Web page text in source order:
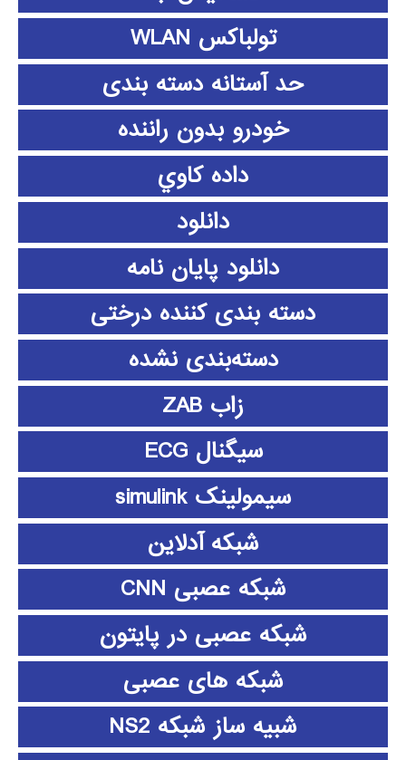
تولباکس WLAN
حد آستانه دسته بندی
خودرو بدون راننده
داده كاوي
دانلود
دانلود پايان نامه
دسته بندی کننده درختی
دسته‌بندی نشده
زاب ZAB
سیگنال ECG
سیمولینک simulink
شبکه آدلاین
شبکه عصبی CNN
شبکه عصبی در پایتون
شبکه های عصبی
شبیه ساز شبکه NS2